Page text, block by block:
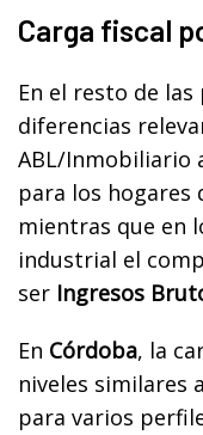
Carga fiscal
En el resto de
diferencias
ABL/Inmobiliario
para los hogares
mientras que en
industrial el
ser Ingresos
En Córdoba, la
niveles similares
para varios